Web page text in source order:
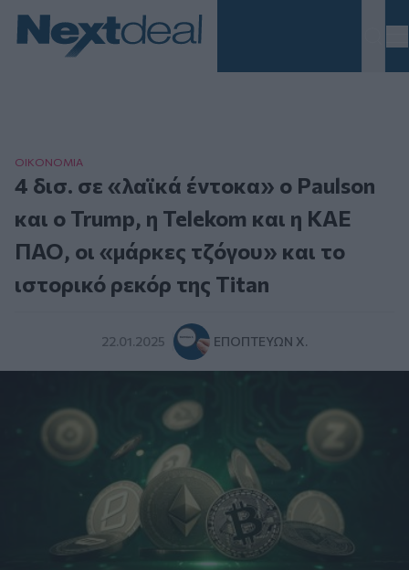
ΟΙΚΟΝΟΜΙΑ
4 δισ. σε «λαϊκά έντοκα» ο Paulson
και ο Trump, η Telekom και η ΚΑΕ
ΠΑΟ, οι «μάρκες τζόγου» και το
ιστορικό ρεκόρ της Titan
22.01.2025 ΕΠΟΠΤΕΎΩΝ Χ.